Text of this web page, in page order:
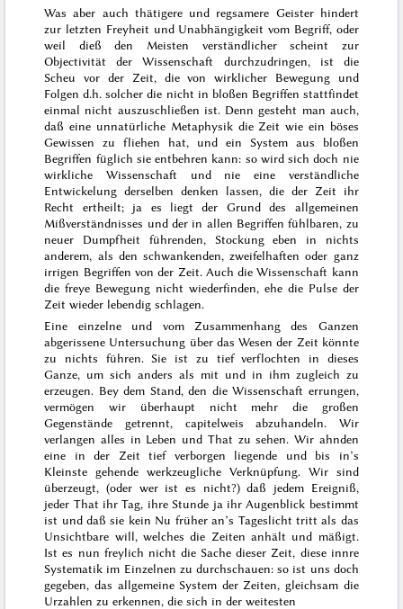
Was aber auch thätigere und regsamere Geister hindert
zur letzten Freyheit und Unabhängigkeit vom Begriff, oder
weil dieß den Meisten verständlicher scheint zur
Objectivität der Wissenschaft durchzudringen, ist die
Scheu vor der Zeit, die von wirklicher Bewegung und
Folgen d.h. solcher die nicht in bloßen Begriffen stattfindet
einmal nicht auszuschließen ist. Denn gesteht man auch,
daß eine unnatürliche Metaphysik die Zeit wie ein böses
Gewissen zu fliehen hat, und ein System aus bloßen
Begriffen füglich sie entbehren kann: so wird sich doch nie
wirkliche Wissenschaft und nie eine verständliche
Entwickelung derselbendenken lassen, die der Zeit ihr
Recht ertheilt; ja es liegt der Grund des allgemeinen
Mißverständnisses und der in allen Begriffen fühlbaren, zu
neuer Dumpfheit führenden, Stockung eben in nichts
anderem, als den schwankenden, zweifelhaften oder ganz
irrigen Begriffen von der Zeit. Auch die Wissenschaft kann
die freye Bewegung nicht wiederfinden, ehe die Pulse der
Zeit wieder lebendig schlagen.
Eine einzelne und vom Zusammenhang des Ganzen
abgerissene Untersuchung über das Wesen der Zeit könnte
zu nichts führen. Sie ist zu tief verflochten in dieses
Ganze, um sich anders als mit und in ihm zugleich zu
erzeugen. Bey dem Stand, den die Wissenschaft errungen,
vermögen wir überhaupt nicht mehr die großen
Gegenstände getrennt, capitelweis abzuhandeln. Wir
verlangen alles in Leben und That zu sehen. Wir ahnden
eine in der Zeit tief verborgen liegende und bis in’s
Kleinste gehende werkzeugliche Verknüpfung. Wir sind
überzeugt, (oder wer ist es nicht?) daß jedem Ereigniß,
jeder That ihr Tag, ihre Stunde ja ihr Augenblick bestimmt
ist und daß sie kein Nu früher an’s Tageslicht tritt als das
Unsichtbare will, welches die Zeiten anhält und mäßigt.
Ist es nun freylich nicht die Sache dieser Zeit, diese innre
Systematik im Einzelnen zu durchschauen: so ist uns doch
gegeben, das allgemeine System der Zeiten, gleichsam die
Urzahlen zu erkennen, die sich in der weitesten